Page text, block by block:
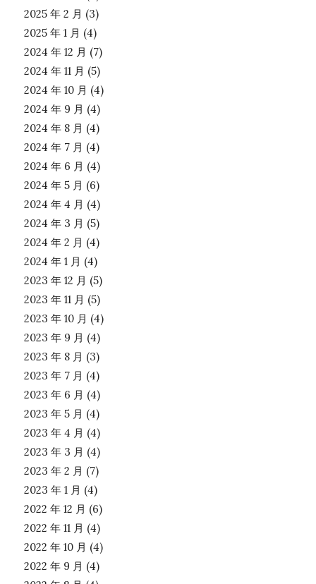
2025 年 2 月 (3)
2025 年 1 月 (4)
2024 年 12 月 (7)
2024 年 11 月 (5)
2024 年 10 月 (4)
2024 年 9 月 (4)
2024 年 8 月 (4)
2024 年 7 月 (4)
2024 年 6 月 (4)
2024 年 5 月 (6)
2024 年 4 月 (4)
2024 年 3 月 (5)
2024 年 2 月 (4)
2024 年 1 月 (4)
2023 年 12 月 (5)
2023 年 11 月 (5)
2023 年 10 月 (4)
2023 年 9 月 (4)
2023 年 8 月 (3)
2023 年 7 月 (4)
2023 年 6 月 (4)
2023 年 5 月 (4)
2023 年 4 月 (4)
2023 年 3 月 (4)
2023 年 2 月 (7)
2023 年 1 月 (4)
2022 年 12 月 (6)
2022 年 11 月 (4)
2022 年 10 月 (4)
2022 年 9 月 (4)